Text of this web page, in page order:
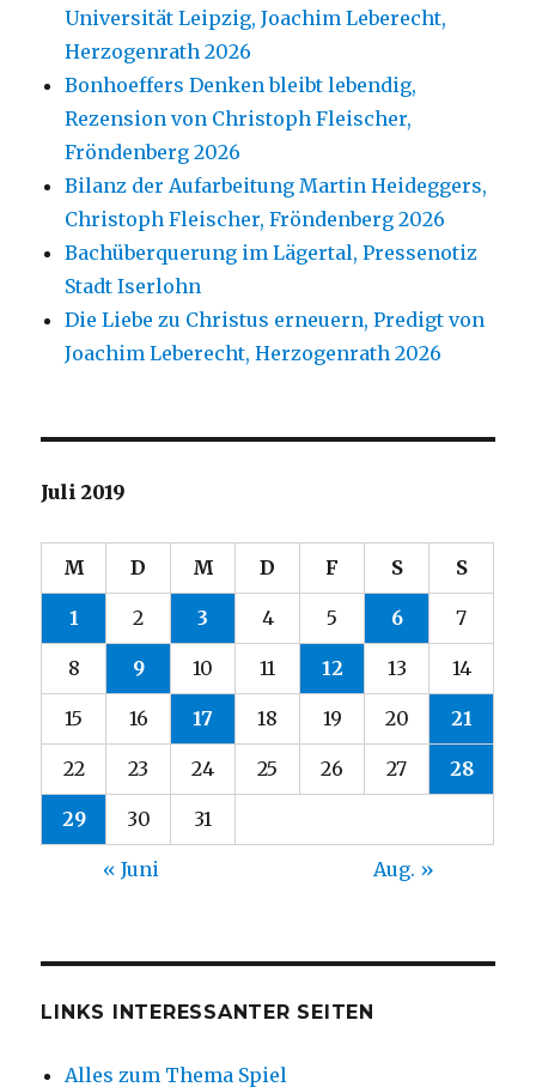
Universität Leipzig, Joachim Leberecht,
Herzogenrath 2026
Bonhoeffers Denken bleibt lebendig,
Rezension von Christoph Fleischer,
Fröndenberg 2026
Bilanz der Aufarbeitung Martin Heideggers,
Christoph Fleischer, Fröndenberg 2026
Bachüberquerung im Lägertal, Pressenotiz
Stadt Iserlohn
Die Liebe zu Christus erneuern, Predigt von
Joachim Leberecht, Herzogenrath 2026
Juli 2019
M D M D F S S
1 2 3 4 5 6 7
8 9 10 11 12 13 14
15 16 17 18 19 20 21
22 23 24 25 26 27 28
29 30 31
« Juni Aug. »
LINKS INTERESSANTER SEITEN
Alles zum Thema Spiel